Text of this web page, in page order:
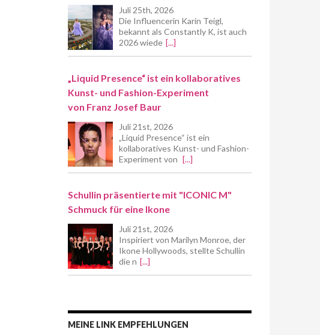
Juli 25th, 2026
Die Influencerin Karin Teigl,
bekannt als Constantly K, ist auch
2026 wiede [...]
„Liquid Presence“ ist ein kollaboratives
Kunst- und Fashion-Experiment
von Franz Josef Baur
Juli 21st, 2026
„Liquid Presence“ ist ein
kollaboratives Kunst- und Fashion-
Experiment von [...]
Schullin präsentierte mit "ICONIC M"
Schmuck für eine Ikone
Juli 21st, 2026
Inspiriert von Marilyn Monroe, der
Ikone Hollywoods, stellte Schullin
die n [...]
MEINE LINK EMPFEHLUNGEN